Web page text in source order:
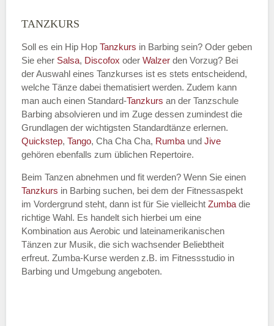
Name des Tanzkurs
Tanzart*
TANZKURS
Soll es ein Hip Hop Tanzkurs in Barbing sein? Oder geben
Sie eher Salsa, Discofox oder Walzer den Vorzug? Bei
der Auswahl eines Tanzkurses ist es stets entscheidend,
welche Tänze dabei thematisiert werden. Zudem kann
man auch einen Standard-Tanzkurs an der Tanzschule
Barbing absolvieren und im Zuge dessen zumindest die
Grundlagen der wichtigsten Standardtänze erlernen.
Quickstep, Tango, Cha Cha Cha, Rumba und Jive
gehören ebenfalls zum üblichen Repertoire.
Beim Tanzen abnehmen und fit werden? Wenn Sie einen
Tanzkurs in Barbing suchen, bei dem der Fitnessaspekt
im Vordergrund steht, dann ist für Sie vielleicht Zumba die
richtige Wahl. Es handelt sich hierbei um eine
Kombination aus Aerobic und lateinamerikanischen
Tänzen zur Musik, die sich wachsender Beliebtheit
erfreut. Zumba-Kurse werden z.B. im Fitnessstudio in
Barbing und Umgebung angeboten.